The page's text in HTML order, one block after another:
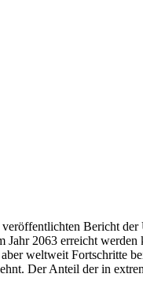
Bericht
2063 erreicht
weltweit Fortschritte
Der Anteil der in